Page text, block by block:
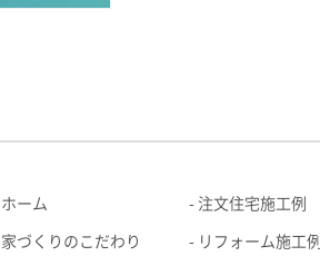
ホーム
家づくりのこだわり
注文住宅施工例
リフォーム施工例